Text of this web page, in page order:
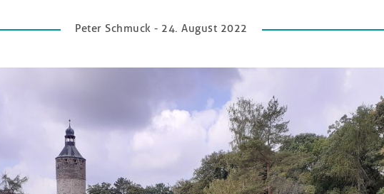
Peter Schmuck - 24. August 2022